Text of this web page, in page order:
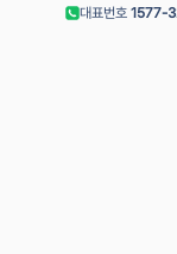
대표번호 1577-